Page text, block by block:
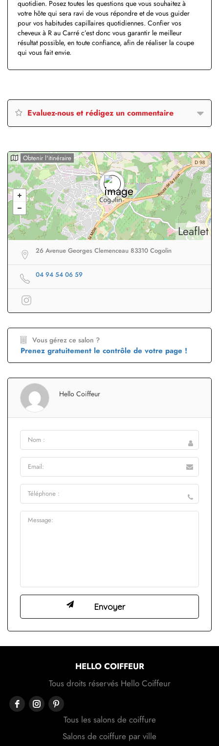
quotidien. Posez toutes les questions que vous souhaitez à
votre hôte qui sera ravi de vous répondre et de vous guider
pour vos habitudes capillaires quotidiennes. Confier vos
cheveux à R au Carré c’est donc vous garantir le meilleur
résultat possible, en toute confiance, afin de réaliser la coupe
qui vous fait envie.
Evaluez-nous et rédigez un commentaire
Leaflet
Obtenir l'itinéraire
26 Avenue Georges Clemenceau 83310 Cogolin
04 94 54 06 59
Vous gérez ce salon ?
Prenez gratuitement le contrôle de votre page !
Hello Coiffeur
HELLO COIFFEUR
Tous droits réservés Hello Coiffeur
Tous les salons de coiffure
Salons de coiffure par ville